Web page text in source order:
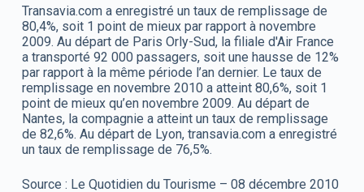
Transavia.com a enregistré un taux de remplissage de
80,4%, soit 1 point de mieux par rapport à novembre
2009. Au départ de Paris Orly-Sud, la filiale d'Air France
a transporté 92 000 passagers, soit une hausse de 12%
par rapport à la même période l’an dernier. Le taux de
remplissage en novembre 2010 a atteint 80,6%, soit 1
point de mieux qu’en novembre 2009. Au départ de
Nantes, la compagnie a atteint un taux de remplissage
de 82,6%. Au départ de Lyon, transavia.com a enregistré
un taux de remplissage de 76,5%.
Source : Le Quotidien du Tourisme – 08 décembre 2010